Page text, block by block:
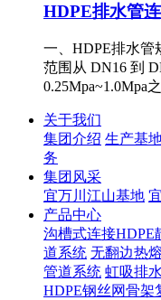
HDPE排水管
一、HDPE排水管
范围从 DN16 到
0.25Mpa~1.0Mpa
关于我们
集团介绍 生产基
务
集团风采
宜万川江山基地
产品中心
沟槽式连接HDPE
道系统 无翻边热
管道系统 虹吸排
HDPE钢丝网骨架